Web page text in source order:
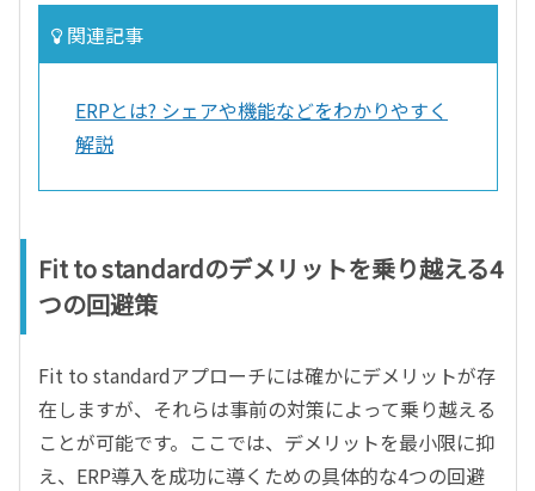
関連記事
ERPとは? シェアや機能などをわかりやすく
解説
Fit to standardのデメリットを乗り越える4
つの回避策
Fit to standardアプローチには確かにデメリットが存
在しますが、それらは事前の対策によって乗り越える
ことが可能です。ここでは、デメリットを最小限に抑
え、ERP導入を成功に導くための具体的な4つの回避